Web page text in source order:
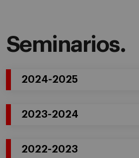
Seminarios.
2024-2025
2023-2024
2022-2023